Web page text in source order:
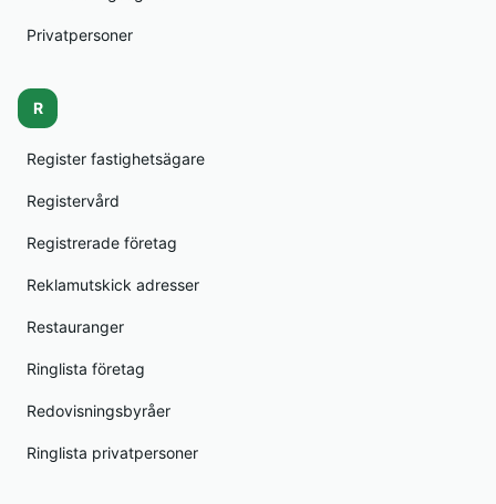
Privatpersoner
R
Register fastighetsägare
Registervård
Registrerade företag
Reklamutskick adresser
Restauranger
Ringlista företag
Redovisningsbyråer
Ringlista privatpersoner